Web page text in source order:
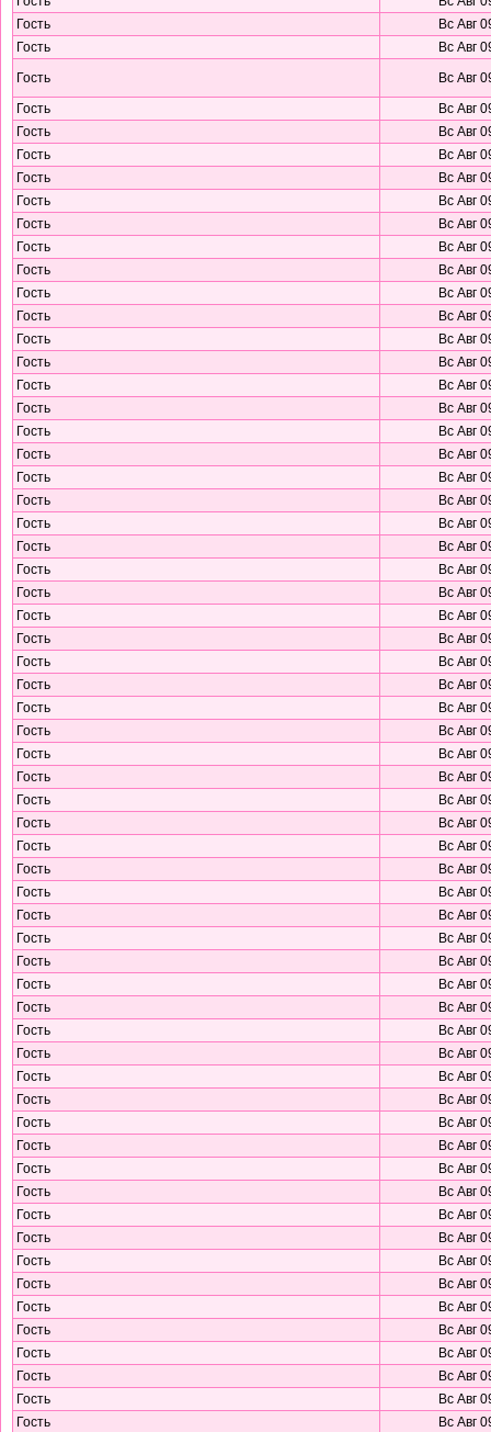
Гость
Вс Авг
Гость
Вс Авг
Гость
Вс Авг
Гость
Вс Авг
Гость
Вс Авг
Гость
Вс Авг
Гость
Вс Авг
Гость
Вс Авг
Гость
Вс Авг
Гость
Вс Авг
Гость
Вс Авг
Гость
Вс Авг
Гость
Вс Авг
Гость
Вс Авг
Гость
Вс Авг
Гость
Вс Авг
Гость
Вс Авг
Гость
Вс Авг
Гость
Вс Авг
Гость
Вс Авг
Гость
Вс Авг
Гость
Вс Авг
Гость
Вс Авг
Гость
Вс Авг
Гость
Вс Авг
Гость
Вс Авг
Гость
Вс Авг
Гость
Вс Авг
Гость
Вс Авг
Гость
Вс Авг
Гость
Вс Авг
Гость
Вс Авг
Гость
Вс Авг
Гость
Вс Авг
Гость
Вс Авг
Гость
Вс Авг
Гость
Вс Авг
Гость
Вс Авг
Гость
Вс Авг
Гость
Вс Авг
Гость
Вс Авг
Гость
Вс Авг
Гость
Вс Авг
Гость
Вс Авг
Гость
Вс Авг
Гость
Вс Авг
Гость
Вс Авг
Гость
Вс Авг
Гость
Вс Авг
Гость
Вс Авг
Гость
Вс Авг
Гость
Вс Авг
Гость
Вс Авг
Гость
Вс Авг
Гость
Вс Авг
Гость
Вс Авг
Гость
Вс Авг
Гость
Вс Авг
Гость
Вс Авг
Гость
Вс Авг
Гость
Вс Авг